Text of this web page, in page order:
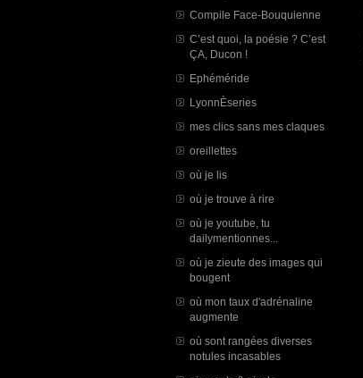
Compile Face-Bouquienne
C’est quoi, la poésie ? C’est
ÇA, Ducon !
Ephéméride
LyonnÈseries
mes clics sans mes claques
oreillettes
où je lis
où je trouve à rire
où je youtube, tu
dailymentionnes...
où je zieute des images qui
bougent
où mon taux d'adrénaline
augmente
où sont rangées diverses
notules incasables